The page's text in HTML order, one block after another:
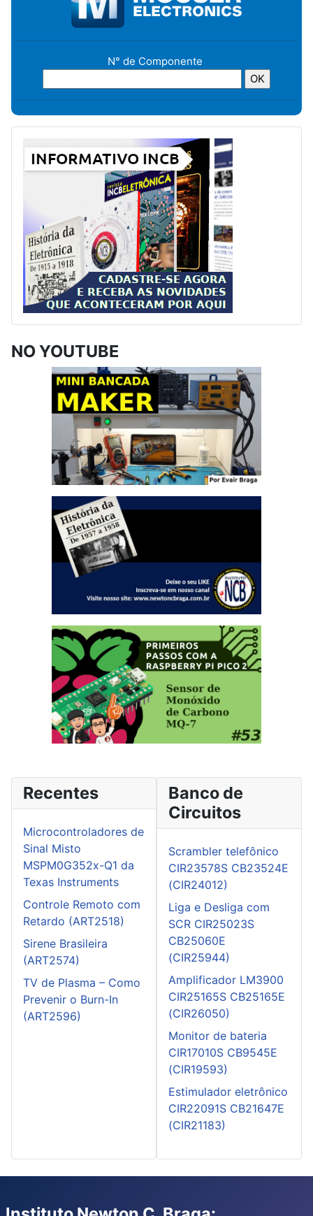
N° de Componente
NO YOUTUBE
Recentes
Microcontroladores de
Sinal Misto
MSPM0G352x-Q1 da
Texas Instruments
Controle Remoto com
Retardo (ART2518)
Sirene Brasileira
(ART2574)
TV de Plasma – Como
Prevenir o Burn-In
(ART2596)
Banco de
Circuitos
Scrambler telefônico
CIR23578S CB23524E
(CIR24012)
Liga e Desliga com
SCR CIR25023S
CB25060E
(CIR25944)
Amplificador LM3900
CIR25165S CB25165E
(CIR26050)
Monitor de bateria
CIR17010S CB9545E
(CIR19593)
Estimulador eletrônico
CIR22091S CB21647E
(CIR21183)